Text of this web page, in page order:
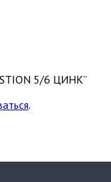
5/6 ЦИНК”
.